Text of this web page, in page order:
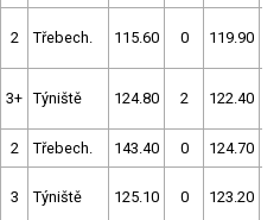
2 Třebech. 115.60 0 119.90
3+ Týniště 124.80 2 122.40
2 Třebech. 143.40 0 124.70
3 Týniště 125.10 0 123.20